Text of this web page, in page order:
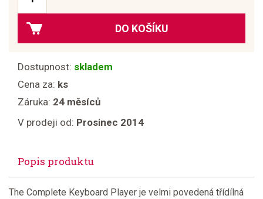
DO KOŠÍKU
Dostupnost: skladem
Cena za: ks
Záruka: 24 měsíců
V prodeji od: Prosinec 2014
Popis produktu
The Complete Keyboard Player je velmi povedená třídílná